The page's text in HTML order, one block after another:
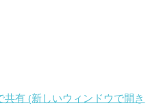
有 (新しいウィンドウで開き